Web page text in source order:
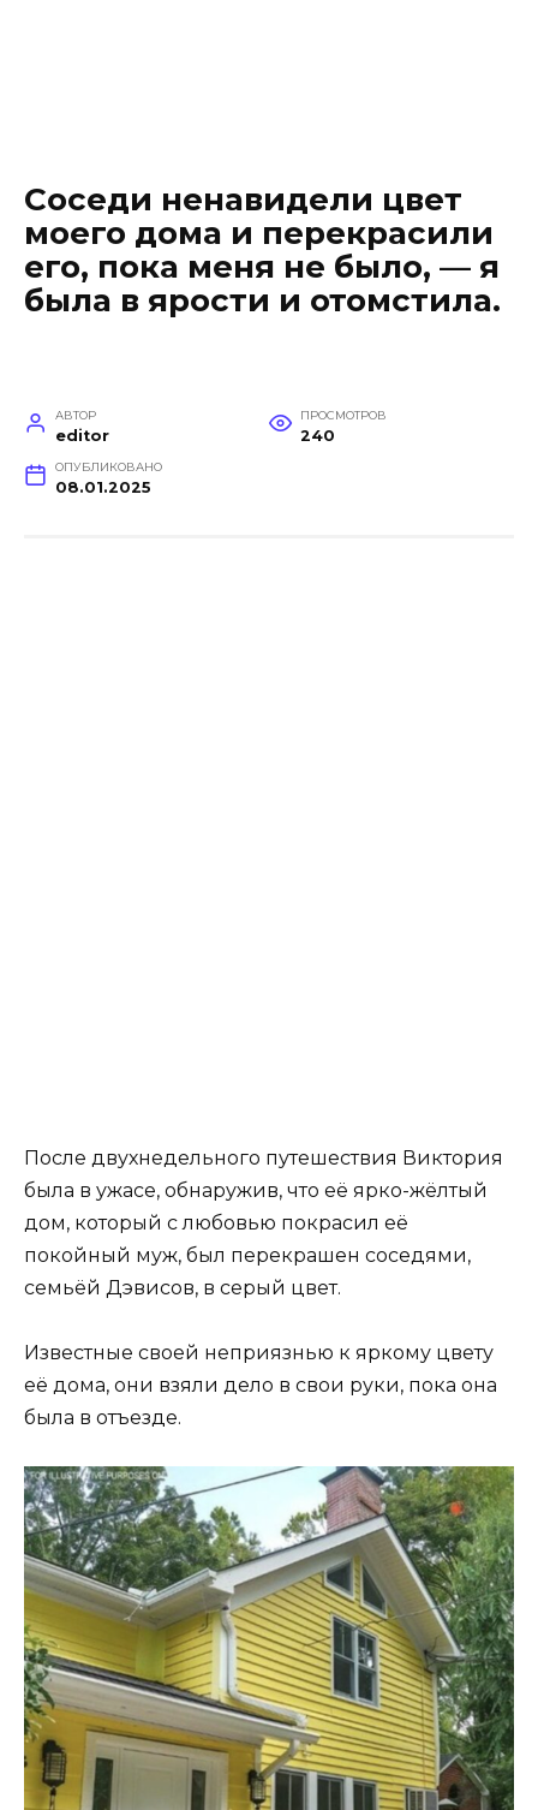
Соседи ненавидели цвет
моего дома и перекрасили
его, пока меня не было, — я
была в ярости и отомстила.
АВТОР
editor
ПРОСМОТРОВ
240
ОПУБЛИКОВАНО
08.01.2025
После двухнедельного путешествия Виктория
была в ужасе, обнаружив, что её ярко-жёлтый
дом, который с любовью покрасил её
покойный муж, был перекрашен соседями,
семьёй Дэвисов, в серый цвет.
Известные своей неприязнью к яркому цвету
её дома, они взяли дело в свои руки, пока она
была в отъезде.